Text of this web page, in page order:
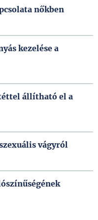
nőkben
kezelése a
állítható el a
vágyról